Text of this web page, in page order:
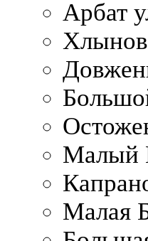
Арбат
Малый
Малая